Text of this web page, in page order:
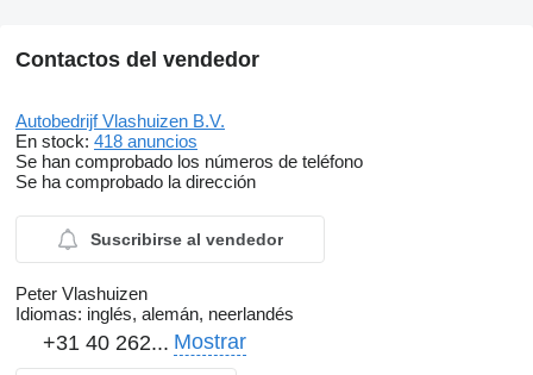
Sportstoelen voor
inclusief 4-weg verstelbare voorstoelen (OP21)
Contactos del vendedor
Autobedrijf Vlashuizen B.V.
En stock: 418 anuncios
Se han comprobado los números de teléfono
Se ha comprobado la dirección
Suscribirse al vendedor
Peter Vlashuizen
Idiomas: inglés, alemán, neerlandés
+31 40 262... Mostrar